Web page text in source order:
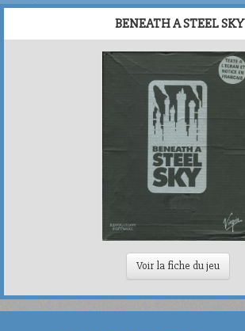
BENEATH A STEEL SKY
Voir la fiche du jeu